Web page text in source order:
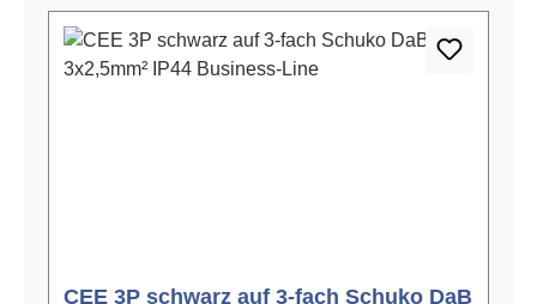
CEE 3P schwarz auf 3-fach Schuko DaB